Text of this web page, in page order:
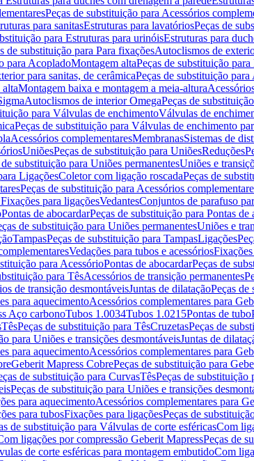
Peças de substituição para Acessórios
para sanitasEstruturas para lavatóriosPeças de
para Estruturas para urinóisEstruturas para
de substituição para Para fixaçõesAutoclismos de
para AcopladoMontagem altaPeças de substituição
para sanitas, de cerâmicaPeças de substituição
Montagem baixa e montagem a meia-altura
Autoclismos de interior OmegaPeças de
para Válvulas de enchimentoVálvulas de
Peças de substituição para Válvulas de enchimento
Acessórios complementaresMembranasSistemas de
UniõesPeças de substituição para UniõesReduções
de substituição para Uniões permanentesUniões e
LigaçõesColetor com ligação roscadaPeças de
Peças de substituição para Acessórios
para ligaçõesVedantesConjuntos de parafuso
Pontas de abocardarPeças de substituição para Pontas de
de substituição para Uniões permanentesUniões e
TampasPeças de substituição para TampasLigações
Vedações para tubos e acessórios
para AcessórioPontas de abocardarPeças de
para TêsAcessórios de transição permanentes
de transição desmontáveisJuntas de dilataçãoPeças de
para aquecimentoAcessórios complementares para
Aço carbonoTubos 1.0034Tubos 1.0215Pontas de tubo
TêsPeças de substituição para TêsCruzetasPeças de
para Uniões e transições desmontáveisJuntas de
para aquecimentoAcessórios complementares para
Geberit Mapress CobrePeças de substituição para
de substituição para CurvasTêsPeças de substituição
Peças de substituição para Uniões e transições
para aquecimentoAcessórios complementares para
para tubosFixações para ligaçõesPeças de
de substituição para Válvulas de corte esféricasCom
ligações por compressão Geberit MapressPeças de
de corte esféricas para montagem embutidoCom